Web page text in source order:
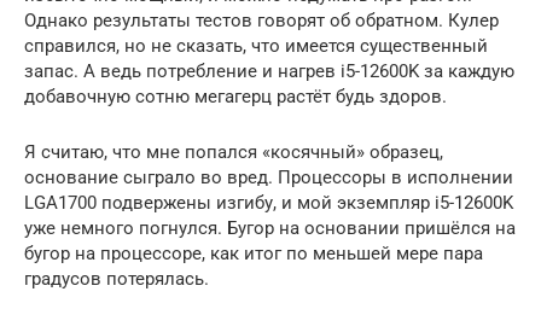
Однако результаты тестов говорят об обратном. Кулер
справился, но не сказать, что имеется существенный
запас. А ведь потребление и нагрев i5-12600K за каждую
добавочную сотню мегагерц растёт будь здоров.
Я считаю, что мне попался «косячный» образец,
основание сыграло во вред. Процессоры в исполнении
LGA1700 подвержены изгибу, и мой экземпляр i5-12600K
уже немного погнулся. Бугор на основании пришёлся на
бугор на процессоре, как итог по меньшей мере пара
градусов потерялась.